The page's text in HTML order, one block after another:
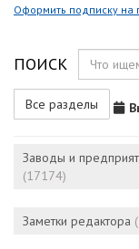
Оформить подписку на
ПОИСК
Все разделы
Заводы и
(17174)
Заметки редактора